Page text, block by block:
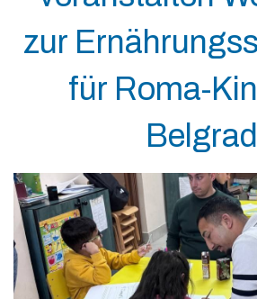
zur
für Roma-
Belgrad